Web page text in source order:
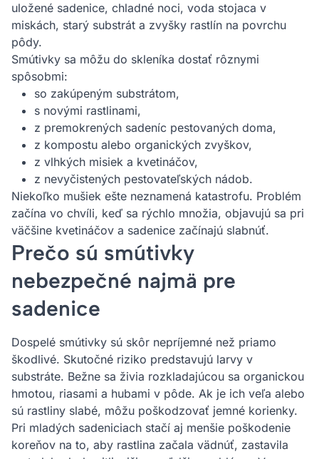
uložené sadenice, chladné noci, voda stojaca v
miskách, starý substrát a zvyšky rastlín na povrchu
pôdy.
Smútivky sa môžu do skleníka dostať rôznymi
spôsobmi:
so zakúpeným substrátom,
s novými rastlinami,
z premokrených sadeníc pestovaných doma,
z kompostu alebo organických zvyškov,
z vlhkých misiek a kvetináčov,
z nevyčistených pestovateľských nádob.
Niekoľko mušiek ešte neznamená katastrofu. Problém
začína vo chvíli, keď sa rýchlo množia, objavujú sa pri
väčšine kvetináčov a sadenice začínajú slabnúť.
Prečo sú smútivky
nebezpečné najmä pre
sadenice
Dospelé smútivky sú skôr nepríjemné než priamo
škodlivé. Skutočné riziko predstavujú larvy v
substráte. Bežne sa živia rozkladajúcou sa organickou
hmotou, riasami a hubami v pôde. Ak je ich veľa alebo
sú rastliny slabé, môžu poškodzovať jemné korienky.
Pri mladých sadeniciach stačí aj menšie poškodenie
koreňov na to, aby rastlina začala vädnúť, zastavila